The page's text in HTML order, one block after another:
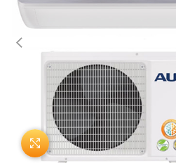
Нажмите, чтобы увеличить